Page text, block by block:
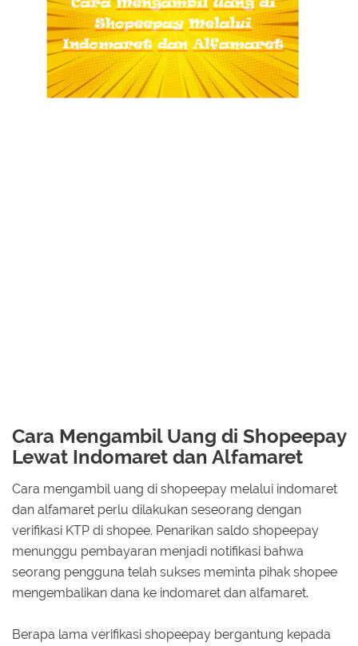
Cara Mengambil Uang di Shopeepay
Lewat Indomaret dan Alfamaret
Cara mengambil uang di shopeepay melalui indomaret
dan alfamaret perlu dilakukan seseorang dengan
verifikasi KTP di shopee. Penarikan saldo shopeepay
menunggu pembayaran menjadi notifikasi bahwa
seorang pengguna telah sukses meminta pihak shopee
mengembalikan dana ke indomaret dan alfamaret.
Berapa lama verifikasi shopeepay bergantung kepada